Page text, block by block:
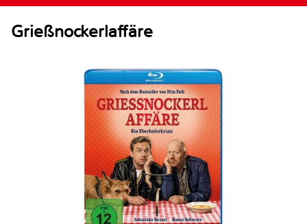
Grießnockerlaffäre